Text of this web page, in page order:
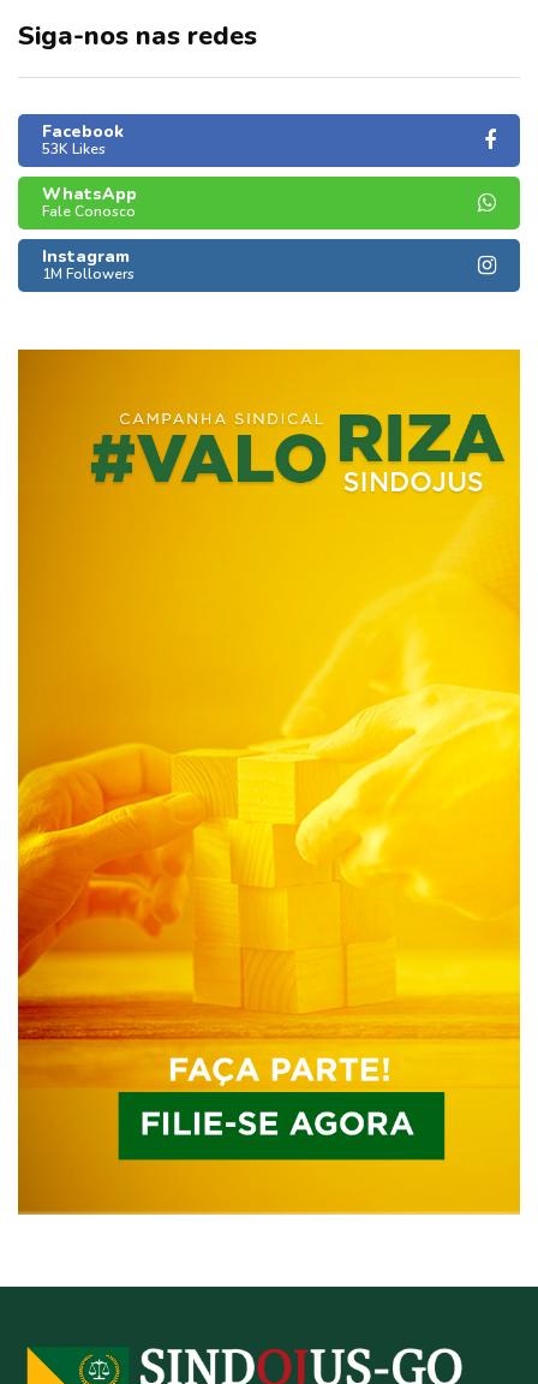
Siga-nos nas redes
Facebook
53K Likes
WhatsApp
Fale Conosco
Instagram
1M Followers